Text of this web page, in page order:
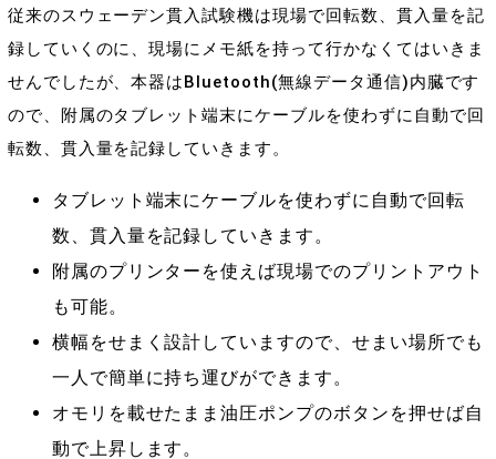
従来のスウェーデン貫入試験機は現場で回転数、貫入量を記
録していくのに、現場にメモ紙を持って行かなくてはいきま
せんでしたが、本器はBluetooth(無線データ通信)内臓です
ので、附属のタブレット端末にケーブルを使わずに自動で回
転数、貫入量を記録していきます。
タブレット端末にケーブルを使わずに自動で回転
数、貫入量を記録していきます。
附属のプリンターを使えば現場でのプリントアウト
も可能。
横幅をせまく設計していますので、せまい場所でも
一人で簡単に持ち運びができます。
オモリを載せたまま油圧ポンプのボタンを押せば自
動で上昇します。